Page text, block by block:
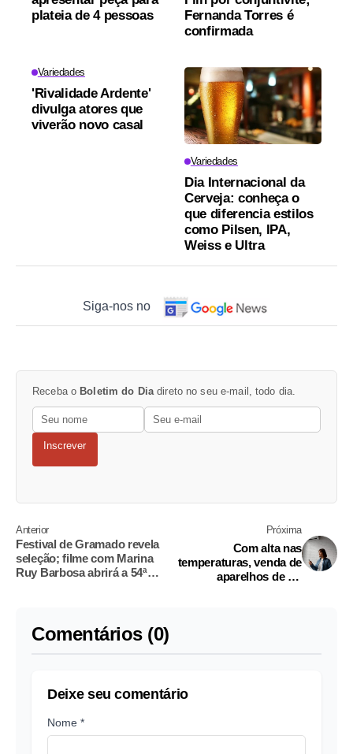
plateia de 4 pessoas
Fernanda Torres é
confirmada
Variedades
'Rivalidade Ardente'
divulga atores que
viverão novo casal
Variedades
Dia Internacional da
Cerveja: conheça o
que diferencia estilos
como Pilsen, IPA,
Weiss e Ultra
Siga-nos no
Receba o Boletim do Diadireto no seu e-mail, todo dia.
Inscrever
Anterior
Festival de Gramado revela
seleção; filme com Marina
Ruy Barbosa abrirá a 54ª
Próxima
Com alta nas
temperaturas, venda de
aparelhos de ar-
Comentários (0)
Deixe seu comentário
Nome *